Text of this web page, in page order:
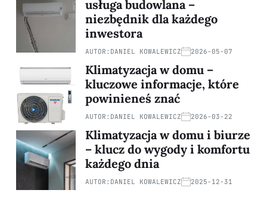
usługa budowlana –
niezbędnik dla każdego
inwestora
AUTOR: DANIEL KOWALEWICZ 2026-05-07
Klimatyzacja w domu –
kluczowe informacje, które
powinieneś znać
AUTOR: DANIEL KOWALEWICZ 2026-03-22
Klimatyzacja w domu i biurze
– klucz do wygody i komfortu
każdego dnia
AUTOR: DANIEL KOWALEWICZ 2025-12-31